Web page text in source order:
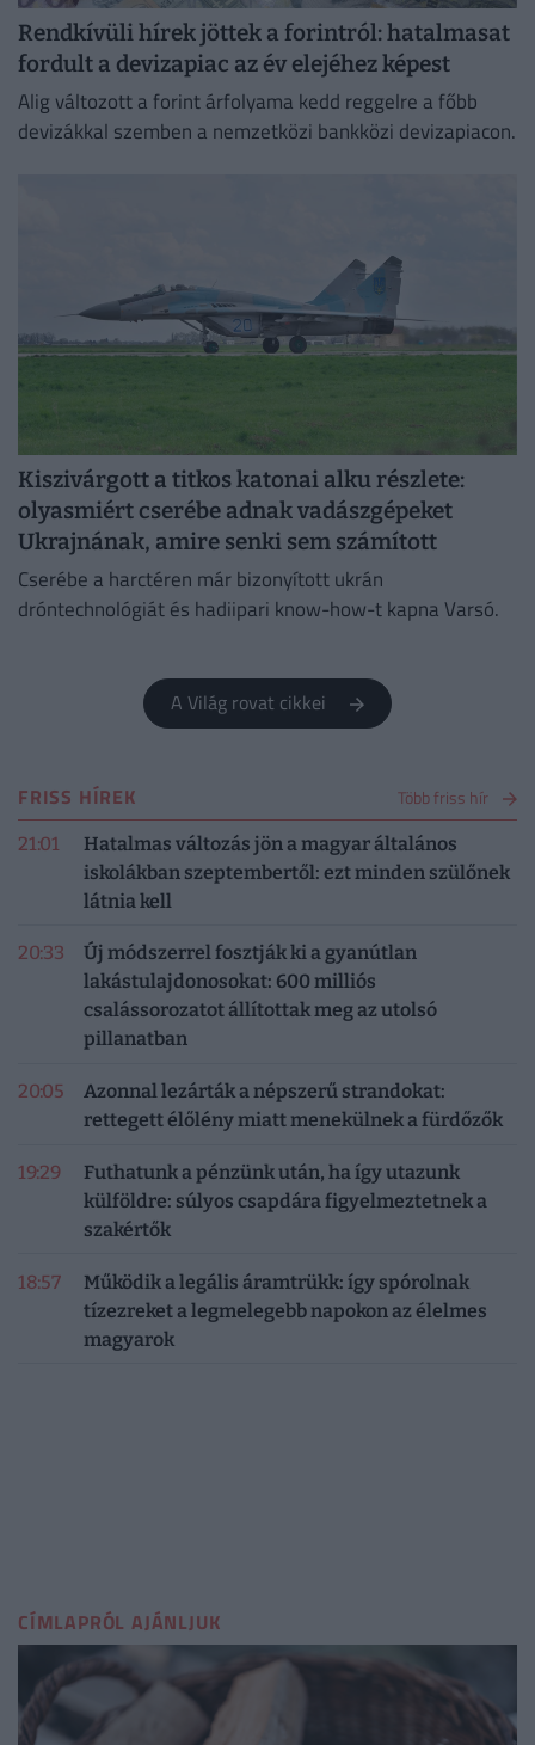
Rendkívüli hírek jöttek a forintról: hatalmasat
fordult a devizapiac az év elejéhez képest
Alig változott a forint árfolyama kedd reggelre a főbb
devizákkal szemben a nemzetközi bankközi devizapiacon.
Kiszivárgott a titkos katonai alku részlete:
olyasmiért cserébe adnak vadászgépeket
Ukrajnának, amire senki sem számított
Cserébe a harctéren már bizonyított ukrán
dróntechnológiát és hadiipari know-how-t kapna Varsó.
A Világ rovat cikkei
FRISS HÍREK Több friss hír
21:01
Hatalmas változás jön a magyar általános
iskolákban szeptembertől: ezt minden szülőnek
látnia kell
20:33
Új módszerrel fosztják ki a gyanútlan
lakástulajdonosokat: 600 milliós
csalássorozatot állítottak meg az utolsó
pillanatban
20:05
Azonnal lezárták a népszerű strandokat:
rettegett élőlény miatt menekülnek a fürdőzők
19:29
Futhatunk a pénzünk után, ha így utazunk
külföldre: súlyos csapdára figyelmeztetnek a
szakértők
18:57
Működik a legális áramtrükk: így spórolnak
tízezreket a legmelegebb napokon az élelmes
magyarok
CÍMLAPRÓL AJÁNLJUK